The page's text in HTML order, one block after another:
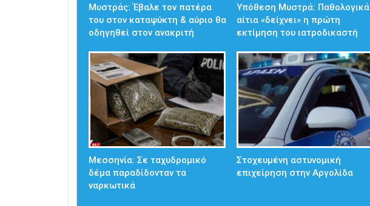
Μυστράς: Έβαλε τον πατέρα
του στον καταψύκτη & αύριο θα
οδηγηθεί στον ανακριτή
Υπόθεση Μυστρά: Παθολογικά
αίτια «δείχνει» η πρώτη
εκτίμηση του ιατροδικαστή
Μεσσηνία: Σε ταχυδρομικό
δέμα παραδίδονταν τα
ναρκωτικά
Στοχευμένη αστυνομική
επιχείρηση στην Αργολίδα